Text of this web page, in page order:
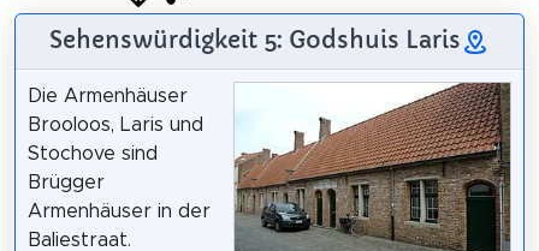
Sehenswürdigkeit 5: Godshuis Laris
Die Armenhäuser
Brooloos, Laris und
Stochove sind
Brügger
Armenhäuser in der
Baliestraat.